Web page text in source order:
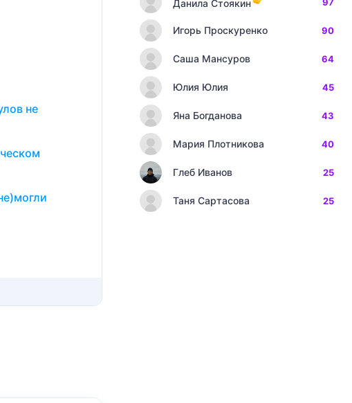
не
Данила Стоякин
Игорь Проскуренко 90
Саша Мансуров 64
Юлия Юлия 45
Яна Богданова 43
Мария Плотникова 40
Глеб Иванов 25
Таня Сартасова 25